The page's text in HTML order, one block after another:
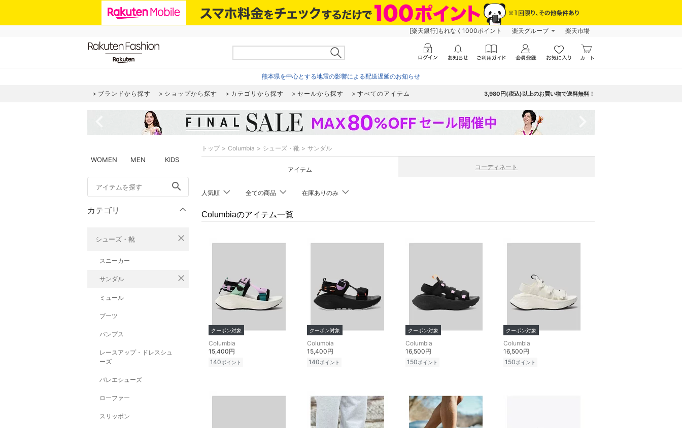
[楽天銀行]もれなく1000ポイント 楽天グループ 楽天市場
熊本県を中心とする地震の影響による配送遅延のお知らせ
ブランドから探す ショップから探す カテゴリから探す セールから探す すべてのアイテム 3,980円(税込)以上のお買い物で送料無料！
WOMEN MEN KIDS
search
カテゴリ
シューズ・靴 close
スニーカー
サンダル close
ミュール
ブーツ
パンプス
レースアップ・ドレスシュ
ーズ
バレエシューズ
ローファー
スリッポン
トップ Columbia シューズ・靴 サンダル
アイテム コーディネート
人気順 全ての商品 在庫ありのみ
Columbiaのアイテム一覧
クーポン対象
Columbia
15,400円
140ポイント
クーポン対象
Columbia
15,400円
140ポイント
クーポン対象
Columbia
16,500円
150ポイント
クーポン対象
Columbia
16,500円
150ポイント